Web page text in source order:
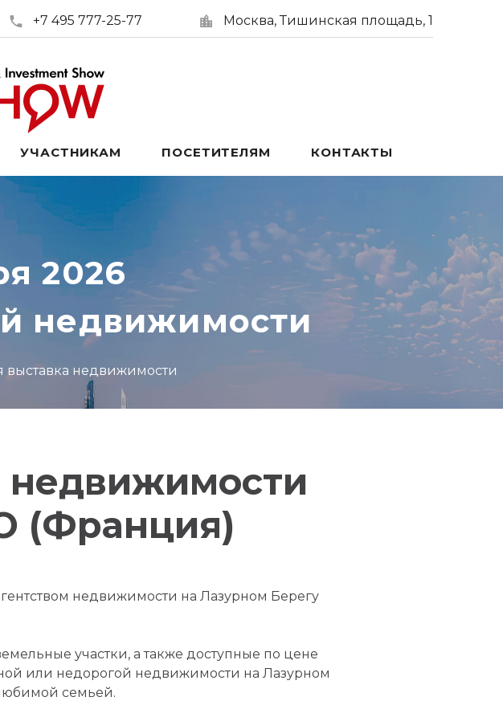
+7 495 777-25-77 Москва, Тишинская площадь, 1
УЧАСТНИКАМ ПОСЕТИТЕЛЯМ КОНТАКТЫ
2026
недвижимости
выставка недвижимости
недвижимости
(Франция)
недвижимости на Лазурном Берегу
участки, а также доступные по цене
или недорогой недвижимости на Лазурном
семьей.